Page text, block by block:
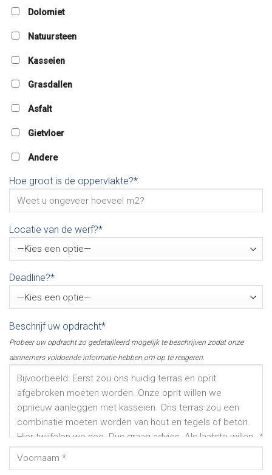
Dolomiet
Natuursteen
Kasseien
Grasdallen
Asfalt
Gietvloer
Andere
Hoe groot is de oppervlakte?*
Locatie van de werf?*
Deadline?*
Beschrijf uw opdracht*
Probeer uw opdracht zo gedetailleerd mogelijk te beschrijven zodat onze
aannemers voldoende informatie hebben om op te reageren.